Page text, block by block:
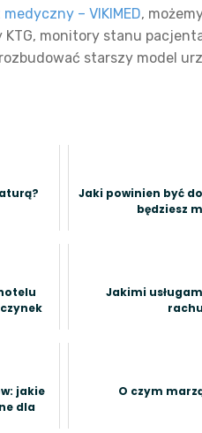
– VIKIMED,
KTG, monitory stanu
starszy model
Jaki powinien być
będziesz
Jakimi
jakie
dla
O czym